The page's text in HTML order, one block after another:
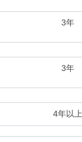
3年
3年
4年以上